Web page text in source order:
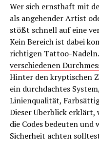
Wer sich ernsthaft mit
als angehender Artist
stößt schnell auf eine
Kein Bereich ist dabei
richtigen Tattoo-
verschiedenen
Hinter den kryptischen
ein durchdachtes
Linienqualität,
Dieser Überblick erklärt,
die Codes bedeuten
Sicherheit achten